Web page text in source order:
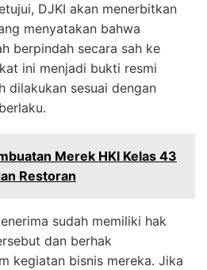
DJKI akan menerbitkan
menyatakan bahwa
berpindah secara sah ke
ini menjadi bukti resmi
dilakukan sesuai dengan
Merek HKI Kelas 43
Restoran
sudah memiliki hak
dan berhak
kegiatan bisnis mereka. Jika